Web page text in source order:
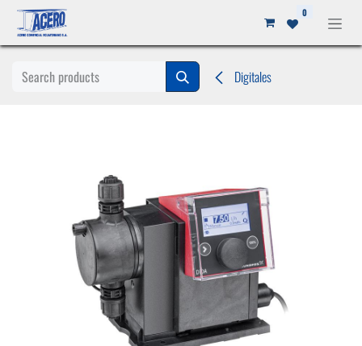
Ir al contenido 0
Digitales